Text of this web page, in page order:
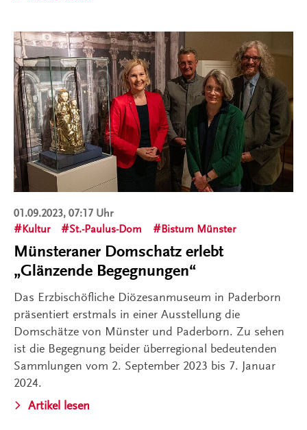
01.09.2023, 07:17 Uhr
Kultur
St.-Paulus-Dom Bistum Münster
Münsteraner Domschatz erlebt
„Glänzende Begegnungen“
Das Erzbischöfliche Diözesanmuseum in Paderborn
präsentiert erstmals in einer Ausstellung die
Domschätze von Münster und Paderborn. Zu sehen
ist die Begegnung beider überregional bedeutenden
Sammlungen vom 2. September 2023 bis 7. Januar
2024.
Artikel lesen